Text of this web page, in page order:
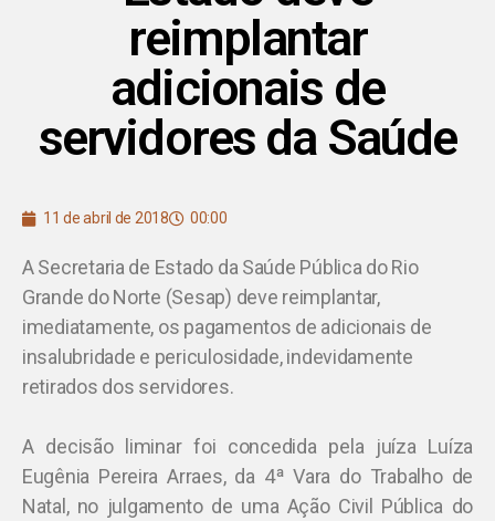
reimplantar
adicionais de
servidores da Saúde
11 de abril de 2018 00:00
A Secretaria de Estado da Saúde Pública do Rio
Grande do Norte (Sesap) deve reimplantar,
imediatamente, os pagamentos de adicionais de
insalubridade e periculosidade, indevidamente
retirados dos servidores.
A decisão liminar foi concedida pela juíza Luíza
Eugênia Pereira Arraes, da 4ª Vara do Trabalho de
Natal, no julgamento de uma Ação Civil Pública do